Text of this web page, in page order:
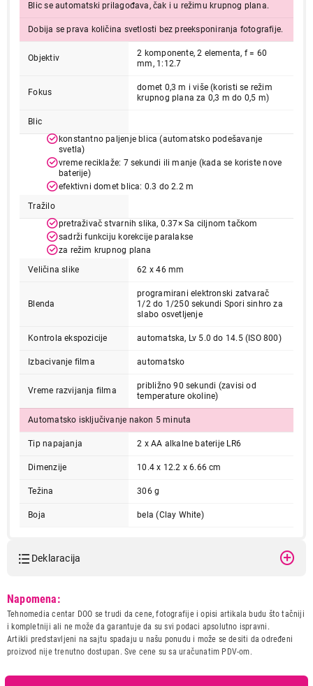
Blic se automatski prilagođava, čak i u režimu krupnog plana.
Dobija se prava količina svetlosti bez preeksponiranja fotografije.
Objektiv
2 komponente, 2 elementa, f = 60
mm, 1:12.7
Fokus
domet 0,3 m i više (koristi se režim
krupnog plana za 0,3 m do 0,5 m)
Blic
konstantno paljenje blica (automatsko podešavanje
svetla)
vreme reciklaže: 7 sekundi ili manje (kada se koriste nove
baterije)
efektivni domet blica: 0.3 do 2.2 m
Tražilo
pretraživač stvarnih slika, 0.37× Sa ciljnom tačkom
sadrži funkciju korekcije paralakse
za režim krupnog plana
Veličina slike
62 x 46 mm
Blenda
programirani elektronski zatvarač
1/2 do 1/250 sekundi Spori sinhro za
slabo osvetljenje
Kontrola ekspozicije automatska, Lv 5.0 do 14.5 (ISO 800)
Izbacivanje filma automatsko
Vreme razvijanja filma
približno 90 sekundi (zavisi od
temperature okoline)
Automatsko isključivanje nakon 5 minuta
Tip napajanja 2 x AA alkalne baterije LR6
Dimenzije 10.4 x 12.2 x 6.66 cm
Težina 306 g
Boja bela (Clay White)
Deklaracija
Naziv i vrsta robe:
FOTOAPARAT
Uvoznik:
Tehnomedia centar doo
Zemlja porekla:
Tajland
Prava potrošača:
Zagarantovana sva prava
Napomena:
Tehnomedia centar DOO se trudi da cene, fotografije i opisi artikala budu što tačniji
i kompletniji ali ne može da garantuje da su svi podaci apsolutno ispravni.
Artikli predstavljeni na sajtu spadaju u našu ponudu i može se desiti da određeni
proizvod nije trenutno dostupan. Sve cene su sa uračunatim PDV-om.
FOTOAPARATI
FUJI INSTAX MINI 12 Clay White
Proizvod je dodat u korpu.
Ukupno u korpi: 0,00
Nastavi kupovinu
Završi kupovinu